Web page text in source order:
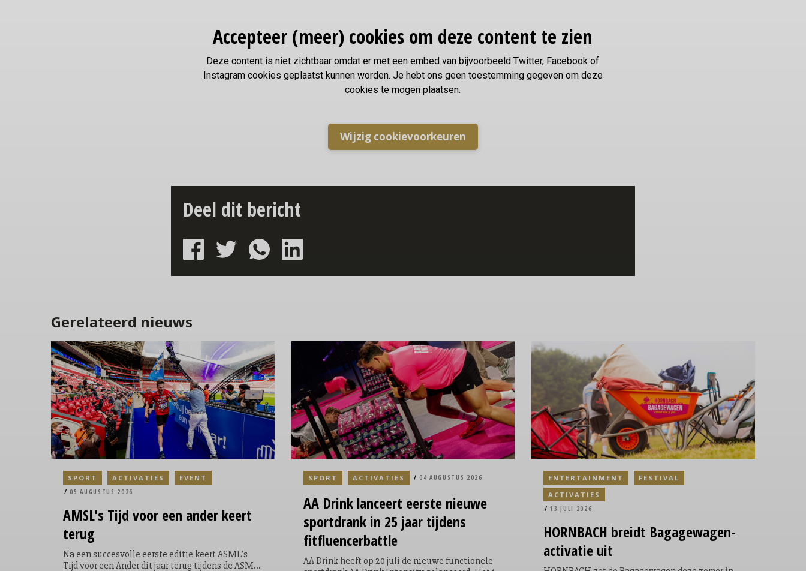
Accepteer (meer) cookies om deze content te zien
Deze content is niet zichtbaar omdat er met een embed van bijvoorbeeld Twitter, Facebook of
Instagram cookies geplaatst kunnen worden. Je hebt ons geen toestemming gegeven om deze
cookies te mogen plaatsen.
Wijzig cookievoorkeuren
Deel dit bericht
Gerelateerd nieuws
AMSL's Tijd voor een ander keert
terug
Na een succesvolle eerste editie keert ASML’s
Tijd voor een Ander dit jaar terug tijdens de ASML
SPORT ACTIVATIES EVENT
05 AUGUSTUS 2026
AA Drink lanceert eerste nieuwe
sportdrank in 25 jaar tijdens
fitfluencerbattle
AA Drink heeft op 20 juli de nieuwe functionele
SPORT ACTIVATIES 04 AUGUSTUS 2026
HORNBACH breidt Bagagewagen-
activatie uit
ENTERTAINMENT
FESTIVAL
ACTIVATIES
13 JULI 2026